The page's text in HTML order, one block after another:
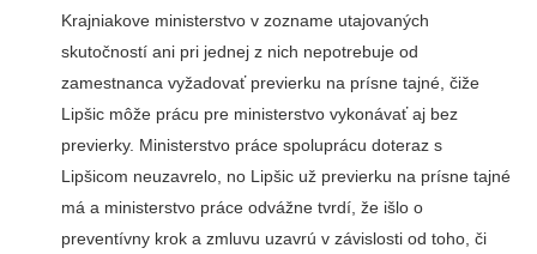
Krajniakove ministerstvo v zozname utajovaných
skutočností ani pri jednej z nich nepotrebuje od
zamestnanca vyžadovať previerku na prísne tajné, čiže
Lipšic môže prácu pre ministerstvo vykonávať aj bez
previerky. Ministerstvo práce spoluprácu doteraz s
Lipšicom neuzavrelo, no Lipšic už previerku na prísne tajné
má a ministerstvo práce odvážne tvrdí, že išlo o
preventívny krok a zmluvu uzavrú v závislosti od toho, či